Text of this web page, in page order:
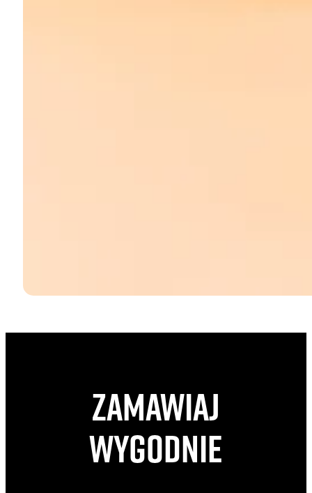
Zamawiaj
wygodnie